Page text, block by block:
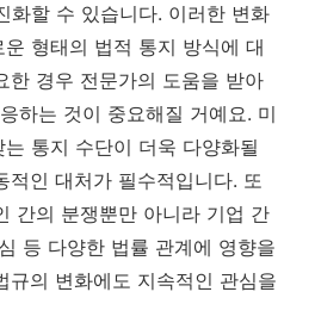
화할 수 있습니다. 이러한 변화
형태의 법적 통지 방식에 대
한 경우 전문가의 도움을 받아
하는 것이 중요해질 거예요. 미
통지 수단이 더욱 다양화될
적인 대처가 필수적입니다. 또
간의 분쟁뿐만 아니라 기업 간
등 다양한 법률 관계에 영향을
규의 변화에도 지속적인 관심을